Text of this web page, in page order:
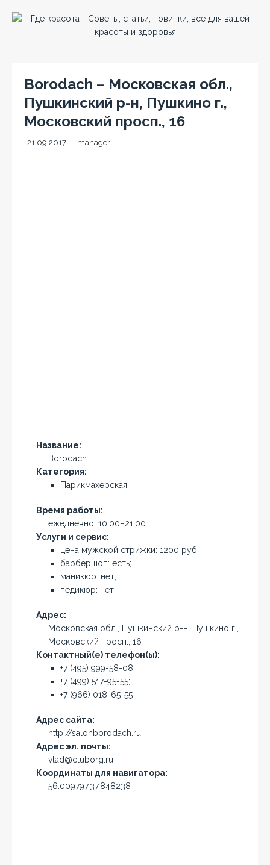
Borodach – Московская обл.,
Пушкинский р-н, Пушкино г.,
Московский просп., 16
21.09.2017 manager
Название:
Borodach
Категория:
Парикмахерская
Время работы:
ежедневно, 10:00–21:00
Услуги и сервис:
цена мужской стрижки: 1200 руб;
барбершоп: есть;
маникюр: нет;
педикюр: нет
Адрес:
Московская обл., Пушкинский р-н, Пушкино г.,
Московский просп., 16
Контактный(е) телефон(ы):
+7 (495) 999-58-08;
+7 (499) 517-95-55;
+7 (966) 018-65-55
Адрес сайта:
http://salonborodach.ru
Адрес эл. почты:
vlad@cluborg.ru
Координаты для навигатора:
56.009797,37.848238